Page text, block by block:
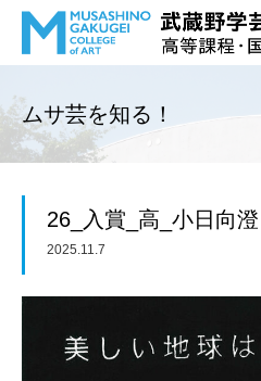
ムサ芸を知る！
26_入賞_高_小日向澄
2025.11.7